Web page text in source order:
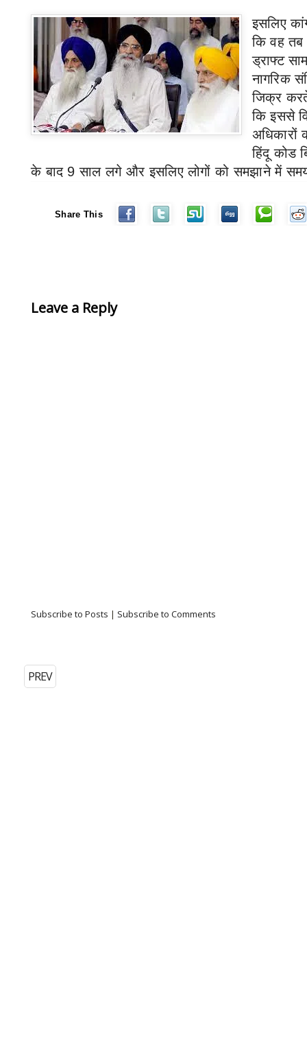
इसलिए
कि वह
ड्राफ्ट
नागरिक
जिक्र
कि इससे
अधिकारों
हिंदू कोड
के बाद 9साल लगे और इसलिए लोगों को समझाने में
Share This
Leave a Reply
Subscribe to Posts | Subscribe to Comments
PREV